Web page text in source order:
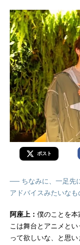
ポスト
── ちなみに、一足先
アドバイスみたいなも
阿座上： 僕のことを
こは舞台とアニメと
って欲しいな、と思